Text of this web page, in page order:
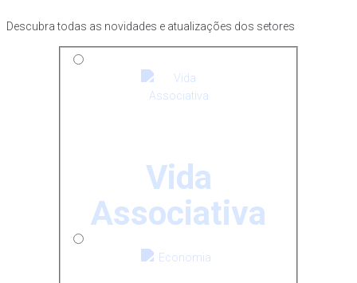
Descubra todas as novidades e atualizações dos setores
Vida
Associativa